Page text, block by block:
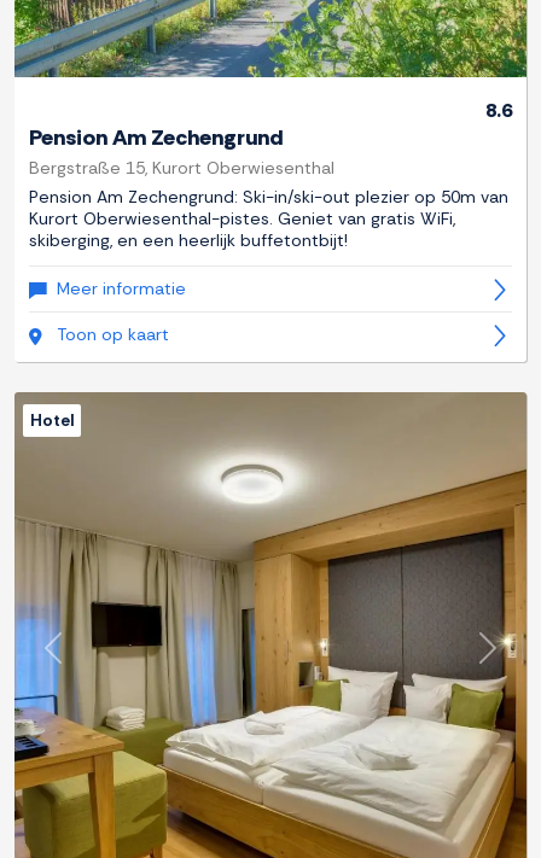
8.6
Pension Am Zechengrund
Bergstraße 15, Kurort Oberwiesenthal
Pension Am Zechengrund: Ski-in/ski-out plezier op 50m van
Kurort Oberwiesenthal-pistes. Geniet van gratis WiFi,
skiberging, en een heerlijk buffetontbijt!
Meer informatie
Toon op kaart
Previous Next
Hotel